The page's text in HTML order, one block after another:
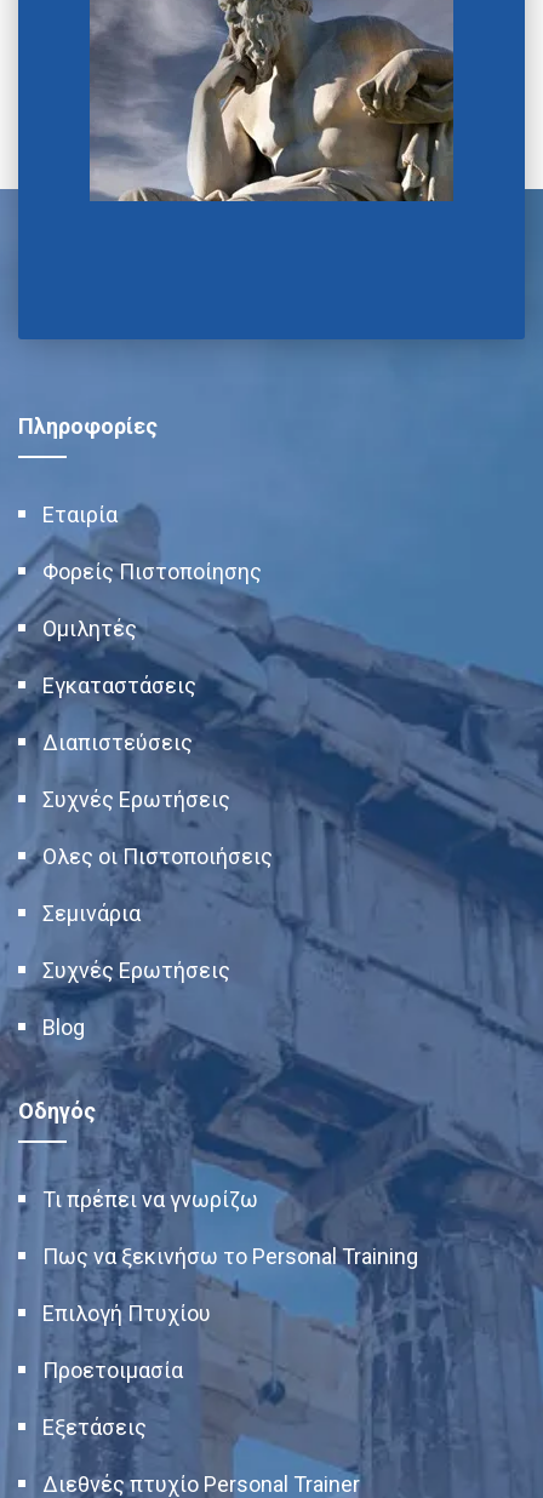
Πληροφορίες
Εταιρία
Φορείς Πιστοποίησης
Ομιλητές
Εγκαταστάσεις
Διαπιστεύσεις
Συχνές Ερωτήσεις
Ολες οι Πιστοποιήσεις
Σεμινάρια
Συχνές Ερωτήσεις
Blog
Οδηγός
Τι πρέπει να γνωρίζω
Πως να ξεκινήσω το Personal Training
Επιλογή Πτυχίου
Προετοιμασία
Εξετάσεις
Διεθνές πτυχίο Personal Trainer